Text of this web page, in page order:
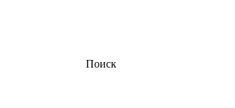
Поиск